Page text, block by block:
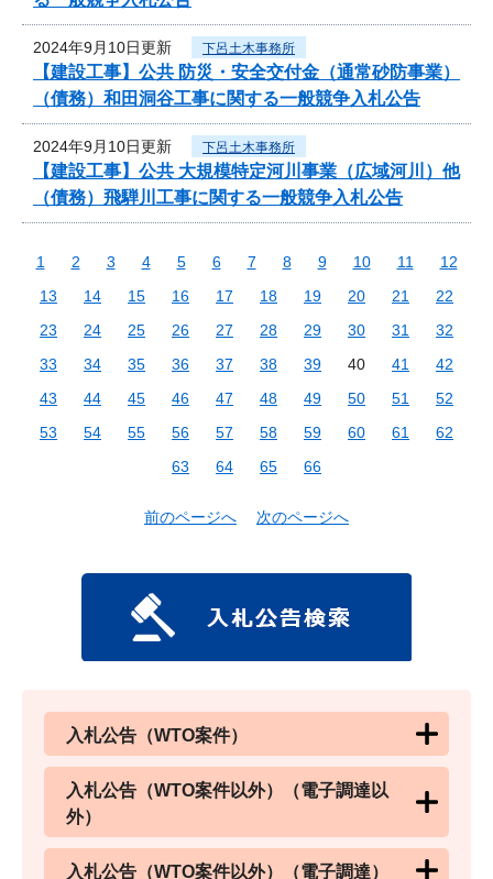
2024年9月10日更新 下呂土木事務所
【建設工事】公共 防災・安全交付金（通常砂防事業）
（債務）和田洞谷工事に関する一般競争入札公告
2024年9月10日更新 下呂土木事務所
【建設工事】公共 大規模特定河川事業（広域河川）他
（債務）飛騨川工事に関する一般競争入札公告
1 2 3 4 5 6 7 8 9 10 11
12
13
14 15 16 17 18 19 20 21
22
23
24 25 26 27 28 29 30 31
32
33
34 35 36 37 38 39 40 41
42
43
44 45 46 47 48 49 50 51
52
53
54 55 56 57 58 59 60 61
62
63
64 65 66
前のページへ 次のページへ
入札公告（WTO案件）
入札公告（WTO案件以外）（電子調達以
外）
入札公告（WTO案件以外）（電子調達）